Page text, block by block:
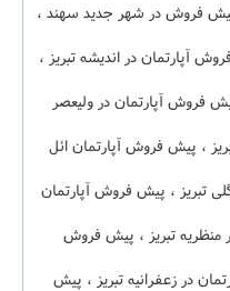
پیش فروش در شهر جدید سهند ،
آپارتمان در اندیشه تبریز ،
فروش آپارتمان در ولیعصر
، پیش فروش آپارتمان ائل
تبریز ، پیش فروش آپارتمان
منظریه تبریز ، پیش فروش
در زعفرانیه تبریز ، پیش